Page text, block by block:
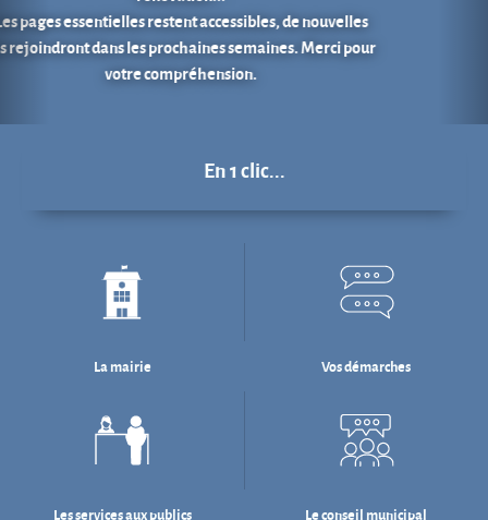
En 1 clic...
La mairie Vos démarches
Les services aux publics Le conseil municipal
Déchets : tri & ré-emploi Eau & assainissement